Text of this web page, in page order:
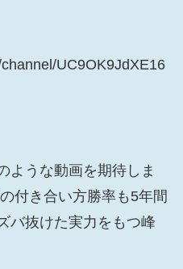
UC9OK9JdXE16
ような動画を期待しま
付き合い方勝率も5年間
バ抜けた実力をもつ峰